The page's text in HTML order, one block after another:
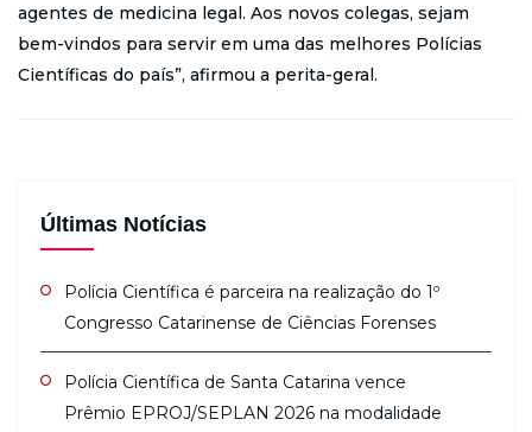
agentes de medicina legal. Aos novos colegas, sejam
bem-vindos para servir em uma das melhores Polícias
Científicas do país”, afirmou a perita-geral.
Últimas Notícias
Polícia Científica é parceira na realização do 1º
Congresso Catarinense de Ciências Forenses
Polícia Científica de Santa Catarina vence
Prêmio EPROJ/SEPLAN 2026 na modalidade